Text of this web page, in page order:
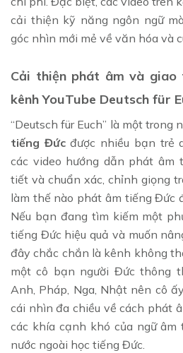
cải thiện kỹ năng ngôn ngữ
góc nhìn mới mẻ về văn hóa và
Cải thiện phát âm và
kênh YouTube Deutsch für
“Deutsch für Euch” là một trong
tiếng Đứcđược nhiều bạn trẻ
các video hướng dẫn phát âm
tiết và chuẩn xác, chỉnh giọng
làm thế nào phát âm tiếng Đức
Nếu bạn đang tìm kiếm một
tiếng Đức hiệu quả và muốn
đây chắc chắn là kênh không
một cô bạn người Đức thông
Anh, Pháp, Nga, Nhật nên cô
cái nhìn đa chiều về cách phát
các khía cạnh khó của ngữ
nước ngoài học tiếng Đức.